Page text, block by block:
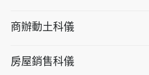
商辦動土科儀
房屋銷售科儀